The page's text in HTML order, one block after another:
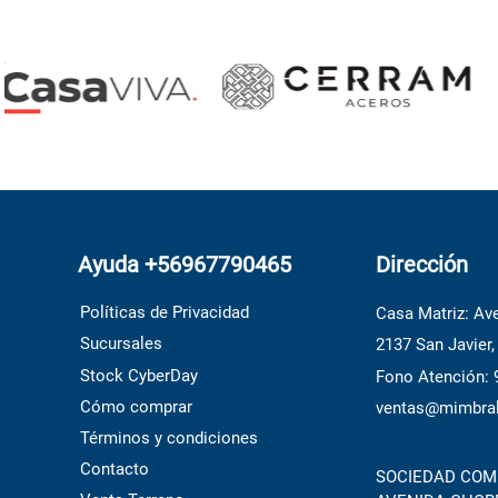
Ayuda +56967790465
Políticas de Privacidad
Sucursales
Stock CyberDay
Cómo comprar
Términos y condiciones
Contacto
Dirección
Casa Matriz:
2137 San
Fono Atención:
SOCIEDAD